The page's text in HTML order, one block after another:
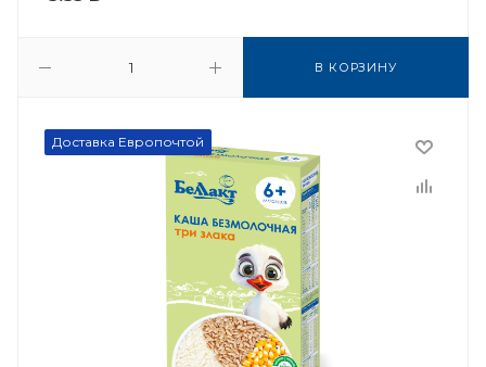
В КОРЗИНУ
Доставка Европочтой